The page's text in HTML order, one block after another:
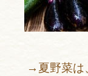
→夏野菜は